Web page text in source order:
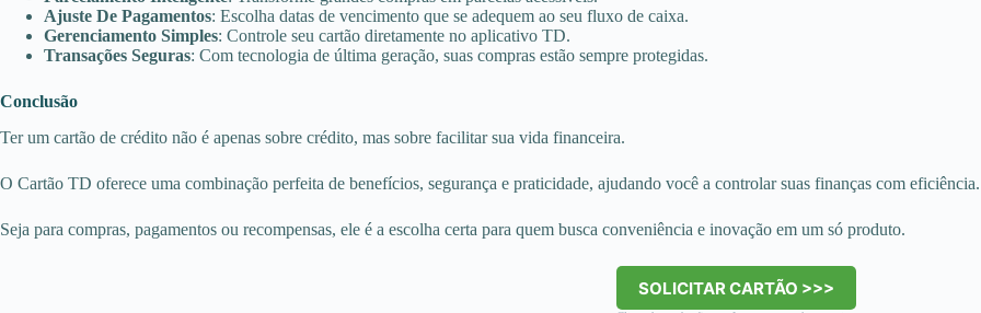
Ajuste De Pagamentos: Escolha datas de vencimento que se adequem ao seu fluxo de caixa.
Gerenciamento Simples: Controle seu cartão diretamente no aplicativo TD.
Transações Seguras: Com tecnologia de última geração, suas compras estão sempre protegidas.
Conclusão
Ter um cartão de crédito não é apenas sobre crédito, mas sobre facilitar sua vida financeira.
O Cartão TD oferece uma combinação perfeita de benefícios, segurança e praticidade, ajudando você a controlar suas finanças com eficiência.
Seja para compras, pagamentos ou recompensas, ele é a escolha certa para quem busca conveniência e inovação em um só produto.
SOLICITAR CARTÃO >>>